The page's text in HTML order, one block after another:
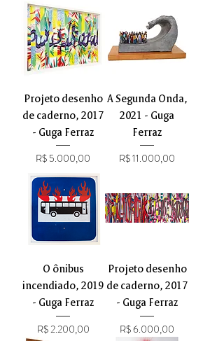
Projeto desenho
de caderno, 2017
- Guga Ferraz
Preço
R$ 5.000,00
A Segunda Onda,
2021 - Guga
Ferraz
Preço
R$ 11.000,00
O ônibus
incendiado, 2019
- Guga Ferraz
Preço
R$ 2.200,00
Projeto desenho
de caderno, 2017
- Guga Ferraz
Preço
R$ 6.000,00